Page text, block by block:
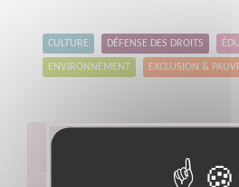
CULTURE DÉFENSE DES DROITS
ENVIRONNEMENT EXCLUSION &
recherche